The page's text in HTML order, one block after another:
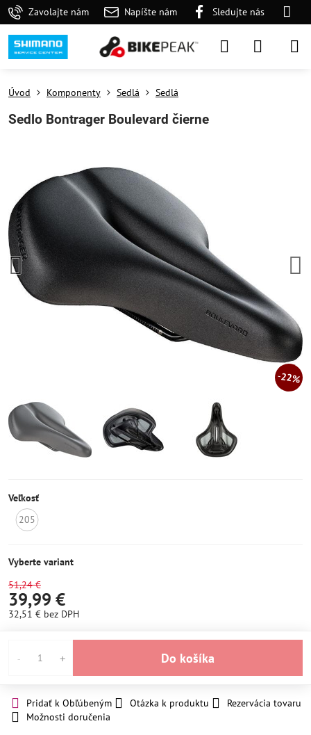
Zavolajte nám Napíšte nám Sledujte nás
22%
Úvod Komponenty Sedlá Sedlá
Sedlo Bontrager Boulevard čierne
Veľkosť
205
Vyberte variant
51,24 €
39,99 €
32,51 € bez DPH
Do košíka
Pridať k Obľúbeným Otázka k produktu
Rezervácia tovaru
Možnosti doručenia